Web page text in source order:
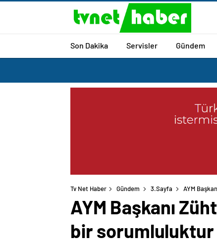
Son Dakika Servisler Gündem
Tv Net Haber Gündem 3.Sayfa AYM
AYM Başkanı
bir sorumluluktur